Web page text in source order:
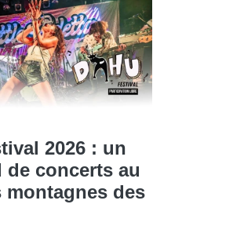
2026 : un
de concerts au
des